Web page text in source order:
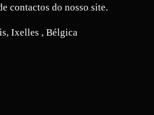
contactos do nosso site.
Ixelles , Bélgica